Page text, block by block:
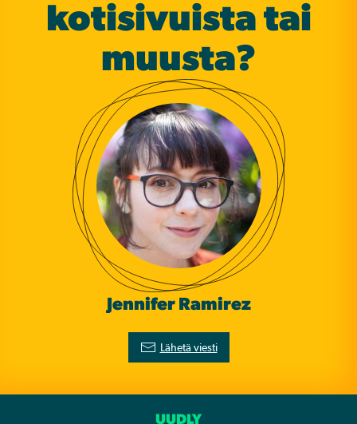
koti­sivuista tai
muusta?
Jennifer Ramirez
Lähetä viesti
UUDLY